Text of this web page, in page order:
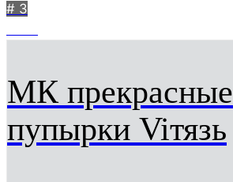
# 3
МК прекрасные
пупырки Viтязь